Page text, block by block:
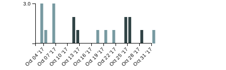
Oct 04 '17Oct 07 '17Oct 10 '17Oct 13 '17Oct 16 '17Oct 19 '17Oct 22 '17Oct 25 '17Oct 28 '17Oct 31 '17
3.0